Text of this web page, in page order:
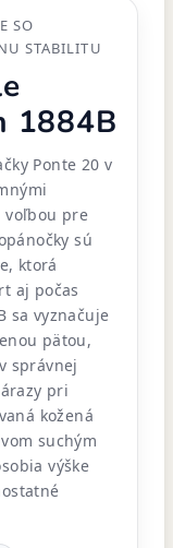
SO
STABILITU
1884B
Ponte 20 v
voľbou pre
sú
ktorá
aj počas
sa vyznačuje
pätou,
správnej
pri
kožená
suchým
výške